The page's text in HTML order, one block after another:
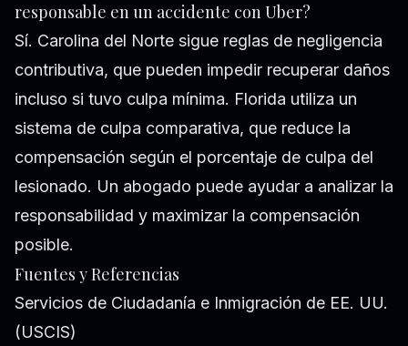
responsable en un accidente con Uber?
Sí. Carolina del Norte sigue reglas de negligencia
contributiva, que pueden impedir recuperar daños
incluso si tuvo culpa mínima. Florida utiliza un
sistema de culpa comparativa, que reduce la
compensación según el porcentaje de culpa del
lesionado. Un abogado puede ayudar a analizar la
responsabilidad y maximizar la compensación
posible.
Fuentes y Referencias
Servicios de Ciudadanía e Inmigración de EE. UU.
(USCIS)